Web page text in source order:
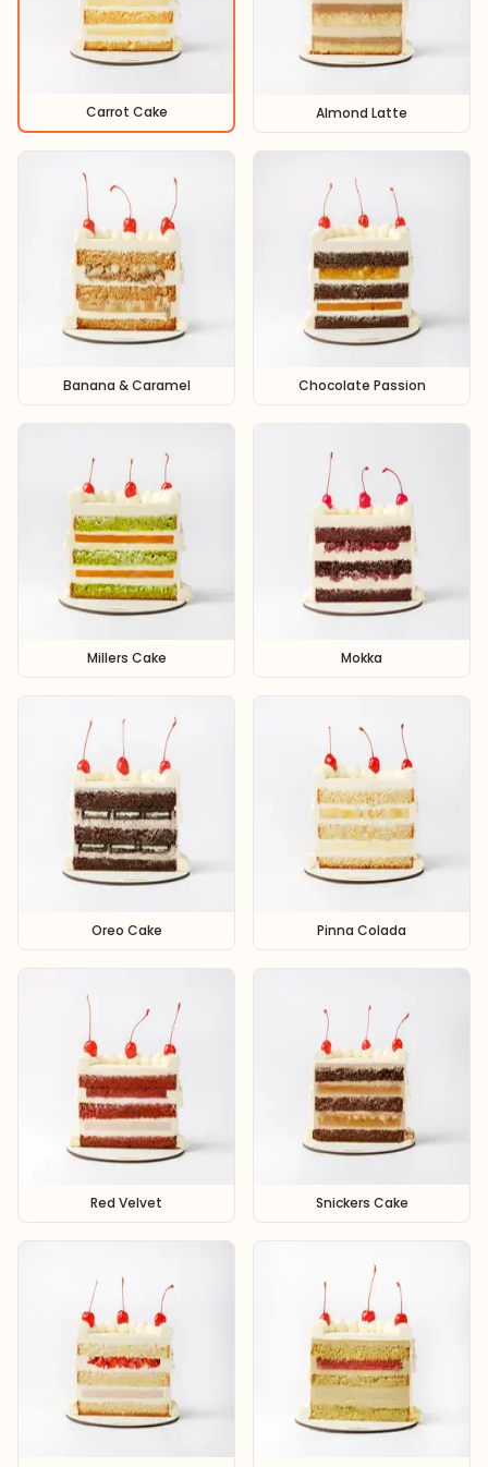
Carrot Cake Almond Latte
Banana & Caramel Chocolate Passion
Millers Cake Mokka
Oreo Cake Pinna Colada
Red Velvet Snickers Cake